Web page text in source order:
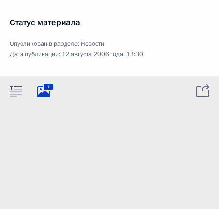
Статус материала
Опубликован в разделе: Новости
Дата публикации: 12 августа 2006 года, 13:30
1